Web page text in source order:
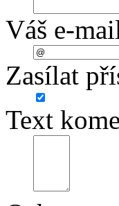
Váš e-
Zasílat
Text